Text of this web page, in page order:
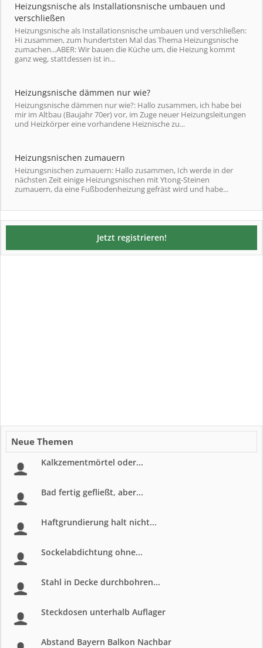
Heizungsnische als Installationsnische umbauen und
verschließen
Heizungsnische als Installationsnische umbauen und verschließen:
Hi zusammen, zum hundertsten Mal das Thema Heizungsnische
zumachen...ABER: Wir bauen die Küche um, die Heizung kommt
ganz weg, stattdessen ist in...
Heizungsnische dämmen nur wie?
Heizungsnische dämmen nur wie?: Hallo zusammen, ich habe bei
mir im Altbau (Baujahr 70er) vor, im Zuge neuer Heizungsleitungen
und Heizkörper eine vorhandene Heiznische zu...
Heizungsnischen zumauern
Heizungsnischen zumauern: Hallo zusammen, Ich werde in der
nächsten Zeit einige Heizungsnischen mit Ytong-Steinen
zumauern, da eine Fußbodenheizung gefräst wird und habe...
Jetzt registrieren!
Neue Themen
Kalkzementmörtel oder...
Bad fertig gefließt, aber...
Haftgrundierung halt nicht...
Sockelabdichtung ohne...
Stahl in Decke durchbohren...
Steckdosen unterhalb Auflager
Abstand Bayern Balkon Nachbar